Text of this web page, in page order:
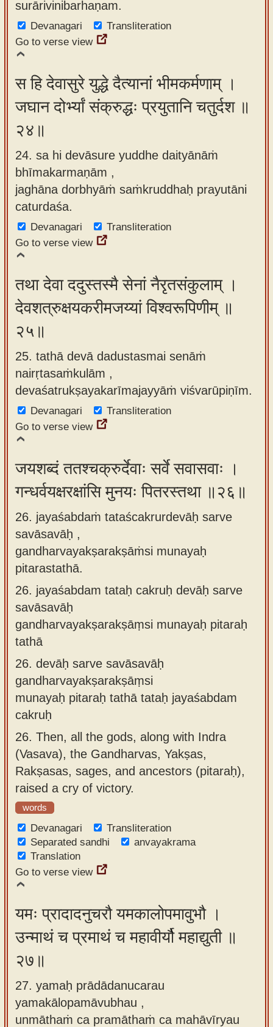
surārivinibarhaṇam.
Devanagari
Transliteration
Go to verse view
स हि देवासुरे युद्धे दैत्यानां भीमकर्मणाम् ।
जघान दोर्भ्यां संक्रुद्धः प्रयुतानि चतुर्दश ॥
२४॥
24. sa hi devāsure yuddhe daityānāṁ
bhīmakarmaṇām ,
jaghāna dorbhyāṁ saṁkruddhaḥ prayutāni
caturdaśa.
Devanagari
Transliteration
Go to verse view
तथा देवा ददुस्तस्मै सेनां नैरृतसंकुलाम् ।
देवशत्रुक्षयकरीमजय्यां विश्वरूपिणीम् ॥
२५॥
25. tathā devā dadustasmai senāṁ
nairṛtasaṁkulām ,
devaśatrukṣayakarīmajayyāṁ viśvarūpiṇīm.
Devanagari
Transliteration
Go to verse view
जयशब्दं ततश्चक्रुर्देवाः सर्वे सवासवाः ।
गन्धर्वयक्षरक्षांसि मुनयः पितरस्तथा ॥२६॥
26. jayaśabdaṁ tataścakrurdevāḥ sarve
savāsavāḥ ,
gandharvayakṣarakṣāṁsi munayaḥ
pitarastathā.
26. jayaśabdam tataḥ cakruḥ devāḥ sarve
savāsavāḥ
gandharvayakṣarakṣāṃsi munayaḥ pitaraḥ
tathā
26. devāḥ sarve savāsavāḥ
gandharvayakṣarakṣāṃsi
munayaḥ pitaraḥ tathā tataḥ jayaśabdam
cakruḥ
26. Then, all the gods, along with Indra
(Vasava), the Gandharvas, Yakṣas,
Rakṣasas, sages, and ancestors (pitaraḥ),
raised a cry of victory.
words
Devanagari
Transliteration
Separated sandhi
anvayakrama
Translation
Go to verse view
यमः प्रादादनुचरौ यमकालोपमावुभौ ।
उन्माथं च प्रमाथं च महावीर्यौ महाद्युती ॥
२७॥
27. yamaḥ prādādanucarau
yamakālopamāvubhau ,
unmāthaṁ ca pramāthaṁ ca mahāvīryau